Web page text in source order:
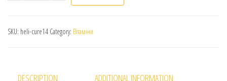
SKU: heli-cure14 Category: Вітаміни
DESCRIPTION ADDITIONAL INFORMATION